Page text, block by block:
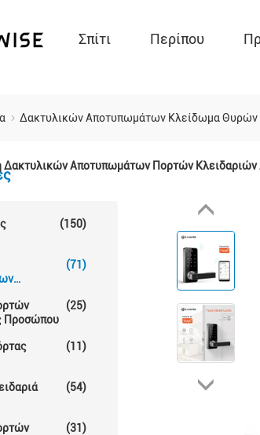
Σπίτι Περίπου
Δακτυλικών Αποτυπωμάτων Κλείδωμα Θυρών
Δακτυλικών Αποτυπωμάτων Πορτών
(150)
(71)
Προσώπου
(25)
(11)
(54)
(31)